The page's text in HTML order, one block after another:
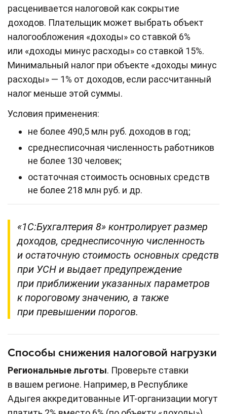
расценивается налоговой как сокрытие
доходов. Плательщик может выбрать объект
налогообложения «доходы» со ставкой 6%
или «доходы минус расходы» со ставкой 15%.
Минимальный налог при объекте «доходы минус
расходы» — 1% от доходов, если рассчитанный
налог меньше этой суммы.
Условия применения:
не более 490,5 млн руб. доходов в год;
среднесписочная численность работников
не более 130 человек;
остаточная стоимость основных средств
не более 218 млн руб. и др.
«1С:Бухгалтерия 8» контролирует размер
доходов, среднесписочную численность
и остаточную стоимость основных средств
при УСН и выдает предупреждение
при приближении указанных параметров
к пороговому значению, а также
при превышении порогов.
Способы снижения налоговой нагрузки
Региональные льготы. Проверьте ставки
в вашем регионе. Например, в Республике
Адыгея аккредитованные ИТ-организации могут